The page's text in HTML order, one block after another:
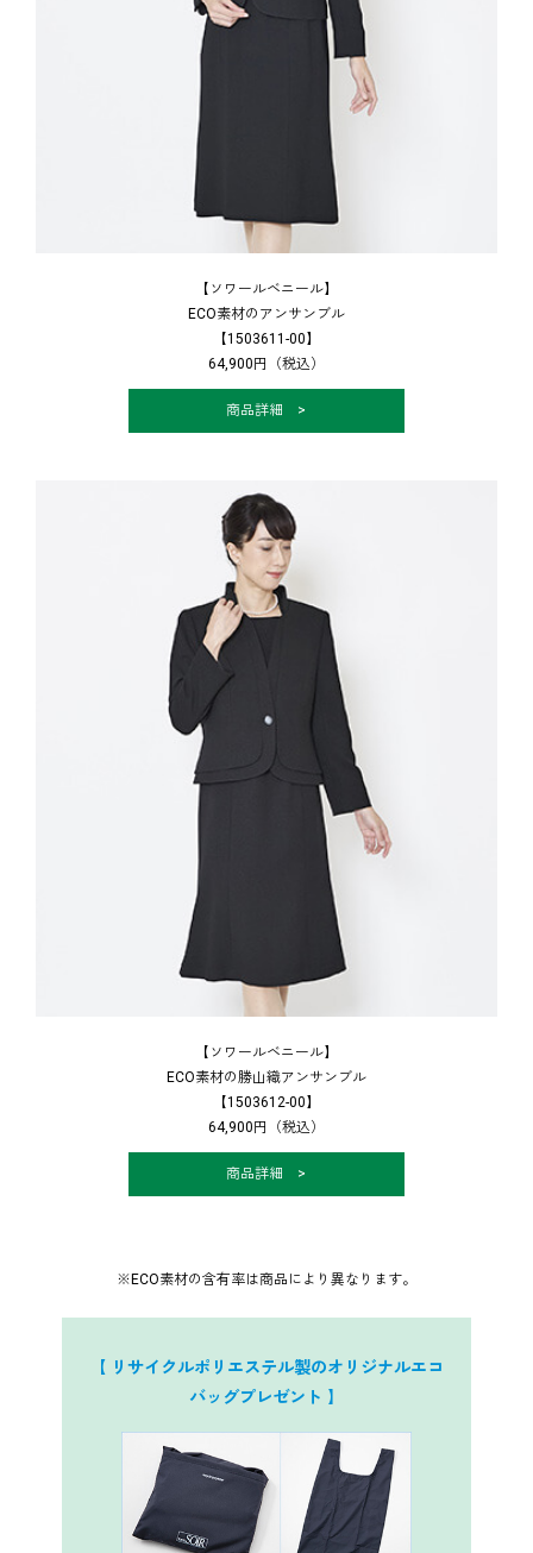
【ソワールベニール】
ECO素材のアンサンブル
【1503611-00】
64,900円（税込）
商品詳細 >
【ソワールベニール】
ECO素材の勝山織アンサンブル
【1503612-00】
64,900円（税込）
商品詳細 >
※ECO素材の含有率は商品により異なります。
【 リサイクルポリエステル製のオリジナルエコ
バッグプレゼント 】